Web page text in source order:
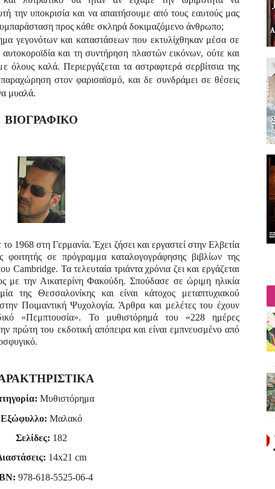
την υποκρισία και να απαιτήσουμε από τους εαυτούς μας
προς κάθε σκληρά δοκιμαζόμενο άνθρωπο;
γεγονότων και καταστάσεων που εκτυλίχθηκαν μέσα σε
και τη συντήρηση πλαστών εικόνων, ούτε και
όλους καλά. Περιεργάζεται τα αστραφτερά σερβίτσια της
στον φαρισαϊσμό, και δε συνδράμει σε θέσεις
μυαλά.
ΒΙΟΓΡΑΦΙΚΟ
το 1968 στη Γερμανία. Έχει ζήσει και εργαστεί στην Ελβετία
σε πρόγραμμα καταλογογράφησης βιβλίων της
Cambridge. Τα τελευταία τριάντα χρόνια ζει και εργάζεται
με την Αικατερίνη Φακούδη. Σπούδασε σε ώριμη ηλικία
της Θεσσαλονίκης και είναι κάτοχος μεταπτυχιακού
Ποιμαντική Ψυχολογία. Άρθρα και μελέτες του έχουν
«Πεμπτουσία». Το μυθιστόρημά του «228 ημέρες
πρώτη του εκδοτική απόπειρα και είναι εμπνευσμένο από
Μυθιστόρημα
Εξώφυλλο: Μαλακό
Σελίδες: 182
14x21 cm
978-618-5525-06-4